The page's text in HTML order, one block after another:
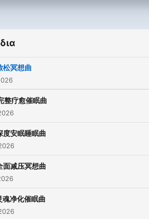
松冥想曲
整疗愈催眠曲
度安眠睡眠曲
面减压冥想曲
魂净化催眠曲